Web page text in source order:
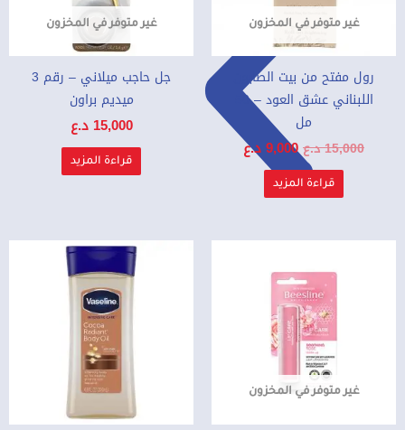
غير متوفر في المخزون
رول مفتح من بيت الصابون
اللبناني عشق العود – 50
مل
15,000د.ع9,000د.ع
قراءة المزيد
غير متوفر في المخزون
جل حاجب ميلاني – رقم 3
ميديم براون
15,000 د.ع
قراءة المزيد
غير متوفر في المخزون